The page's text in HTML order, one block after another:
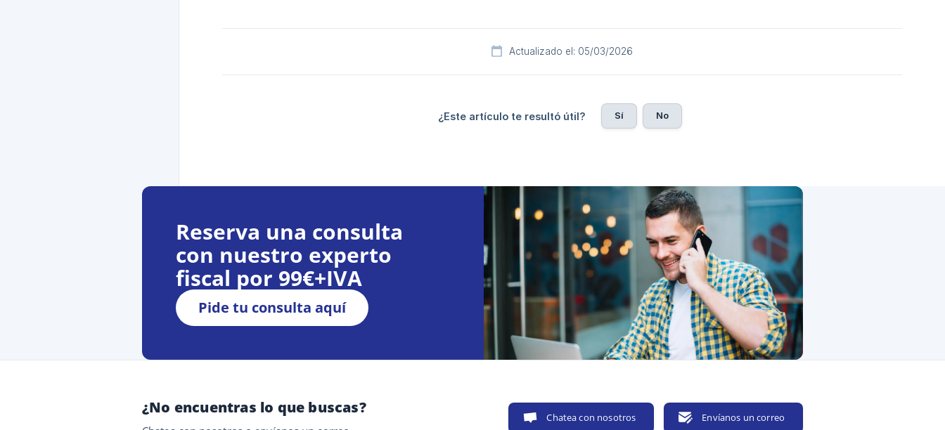
Actualizado el: 05/03/2026
¿Este artículo te resultó útil? Sí No
Reserva una consulta
con nuestro experto
fiscal por 99€+IVA
Pide tu consulta aquí
¿No encuentras lo que buscas?
Chatea con nosotros Envíanos un correo